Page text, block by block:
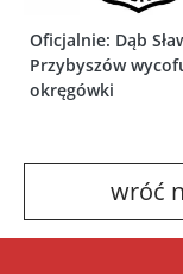
Oficjalnie: Dąb
Przybyszów
okręgówki
wróć